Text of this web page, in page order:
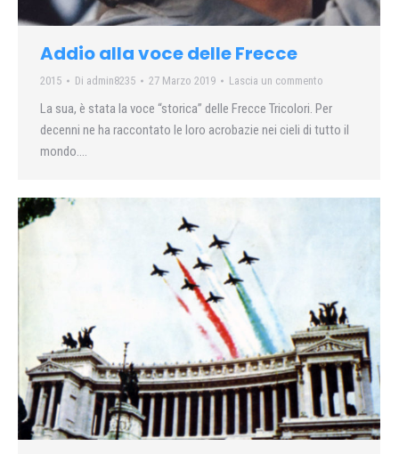
Addio alla voce delle Frecce
2015 Di admin8235 27 Marzo 2019 Lascia un commento
La sua, è stata la voce “storica” delle Frecce Tricolori. Per
decenni ne ha raccontato le loro acrobazie nei cieli di tutto il
mondo….